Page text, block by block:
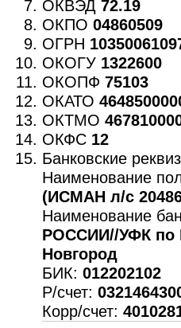
ОКВЭД 72.19
ОКПО 04860509
ОГРН
ОКОГУ 1322600
ОКОПФ 75103
ОКАТО
ОКТМО
ОКФС 12
Банковские
Наименование
(ИСМАН л/с
Наименование
РОССИИ//УФК по
Новгород
БИК: 012202102
Р/счет:
Корр/счет: